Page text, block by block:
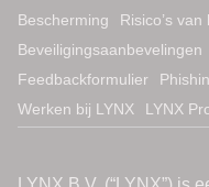
Bescherming
Risico’s
Beveiligingsaanbevelingen
Feedbackformulier
Werken bij LYNX
LYNX